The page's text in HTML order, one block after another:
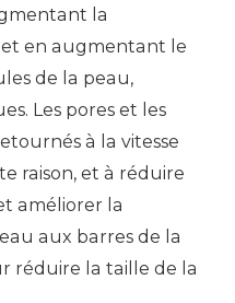
la
en augmentant le
de la peau,
Les pores et les
à la vitesse
raison, et à réduire
améliorer la
aux barres de la
réduire la taille de la